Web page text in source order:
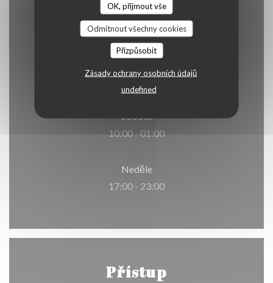
OK, přijmout vše
Odmítnout všechny cookies
Přizpůsobit
Zásady ochrany osobních údajů
undefined
Pondělí
Zavřeno
10:30 - 01:00
Sobota
10:00 - 01:00
Neděle
17:00 - 23:00
Přístup